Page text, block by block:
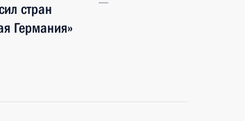
стран
Германия»